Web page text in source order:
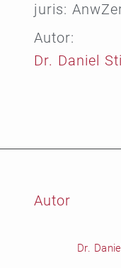
juris:
Autor:
Dr. Daniel
Autor
Dr.